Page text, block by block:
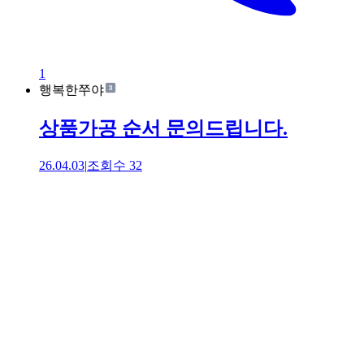
1
행복한쭈야
상품가공 순서 문의드립니다.
26.04.03|조회수 32